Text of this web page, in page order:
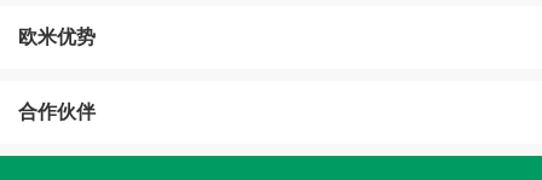
欧米优势
合作伙伴